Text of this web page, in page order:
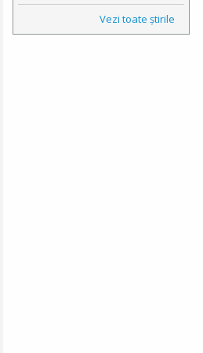
Vezi toate ştirile